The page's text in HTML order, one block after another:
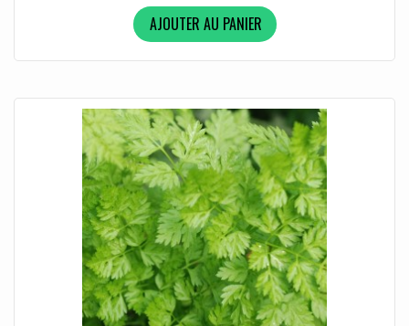
AJOUTER AU PANIER